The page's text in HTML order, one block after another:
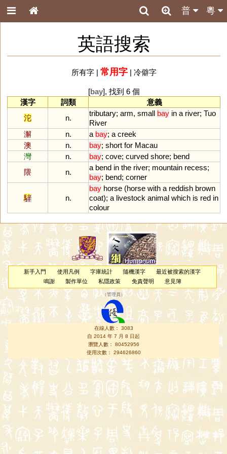
粵
普
英語搜索
所有字| 常用字| 冷僻字
[bay], 找到 6 個
漢字
詞類
意義
沱
n.
tributary; arm, small bay in a river; Tuo
River
澥
n. a bay; a creek
澳
n. bay; short for Macau
灣
n. bay; cove; curved shore; bend
隈
n.
a bend in the river; mountain recess;
bay; bend; corner
騂 n.
bay horse (horse with a reddish brown
coat); a livestock animal which is red in
colour
新手入門 使用凡例 字庫統計 隨機漢字
最近被搜索的漢字
鳴謝
製作單位 私隱政策 免責聲明 意見簿
（管理員 ）
在線人數： 3083
自 2014 年 7 月 8 日起
瀏覽人數： 80452956
使用次數： 294626860